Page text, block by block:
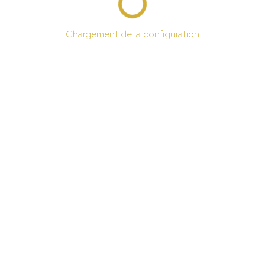
Chargement de la configuration